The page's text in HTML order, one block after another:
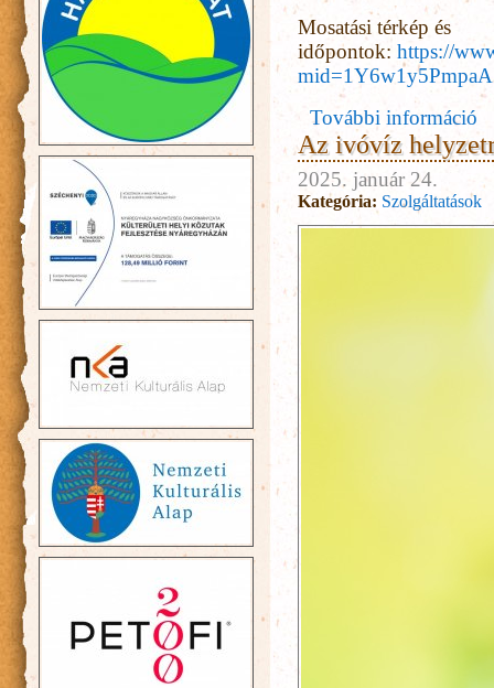
Mosatási térkép és
időpontok: https://
További információ
Az ivóvíz
2025. január 24.
Kategória: Szolgáltatások